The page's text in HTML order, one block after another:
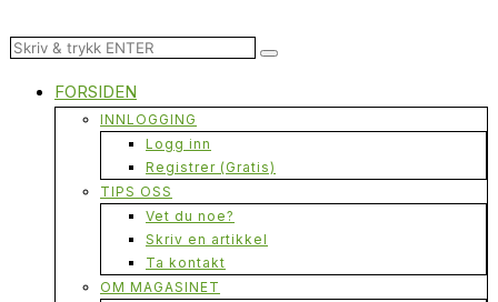
FORSIDEN
INNLOGGING
Logg inn
Registrer (Gratis)
TIPS OSS
Vet du noe?
Skriv en artikkel
Ta kontakt
OM MAGASINET